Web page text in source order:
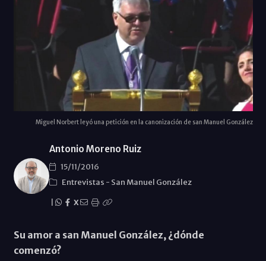
Miguel Norbert leyó una petición en la canonización de san Manuel González
Antonio Moreno Ruiz
15/11/2016
Entrevistas - San Manuel González
X
Su amor a san Manuel González, ¿dónde
comenzó?